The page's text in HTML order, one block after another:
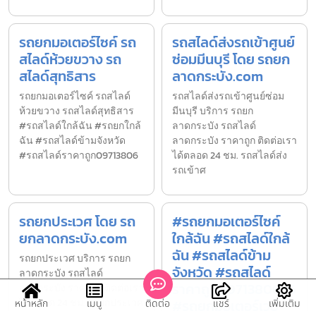
รถยกมอเตอร์ไซค์ รถ
สไลด์ห้วยขวาง รถ
สไลด์สุทธิสาร
รถยกมอเตอร์ไซค์ รถสไลด์
ห้วยขวาง รถสไลด์สุทธิสาร
#รถสไลด์ใกล้ฉัน #รถยกใกล้
ฉัน #รถสไลด์ข้ามจังหวัด
#รถสไลด์ราคาถูก09713806
รถสไลด์ส่งรถเข้าศูนย์
ซ่อมมีนบุรี โดย รถยก
ลาดกระบัง.com
รถสไลด์ส่งรถเข้าศูนย์ซ่อม
มีนบุรี บริการ รถยก
ลาดกระบัง รถสไลด์
ลาดกระบัง ราคาถูก ติดต่อเรา
ได้ตลอด 24 ชม. รถสไลด์ส่ง
รถเข้าศ
รถยกประเวศ โดย รถ
ยกลาดกระบัง.com
รถยกประเวศ บริการ รถยก
ลาดกระบัง รถสไลด์
ลาดกระบัง ราคาถูก ติดต่อเรา
ได้ตลอด 24 ชม. รถยกประเวศ
#รถยกมอเตอร์ไซค์
ใกล้ฉัน #รถสไลด์ใกล้
ฉัน #รถสไลด์ข้าม
จังหวัด #รถสไลด์
ราคาถูก0971380636
#รถยกมอเตอร์เวย์
หน้าหลัก เมนู ติดต่อ แชร์ เพิ่มเติม